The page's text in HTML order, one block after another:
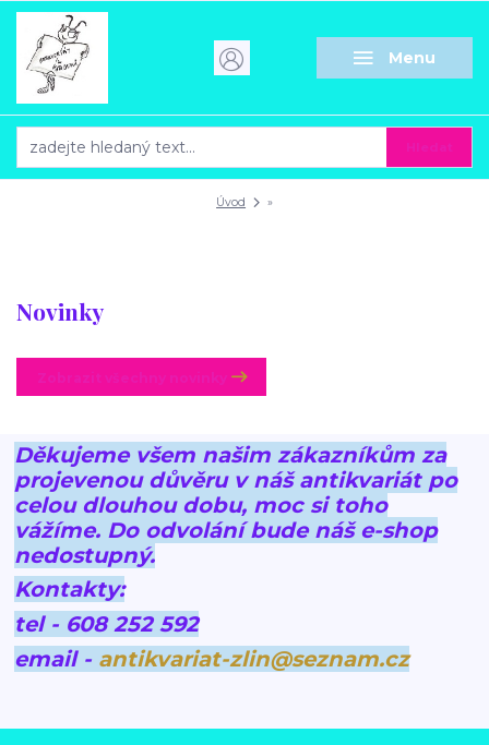
Menu
Úvod »
Novinky
Děkujeme všem našim zákazníkům za
projevenou důvěru v náš antikvariát po
celou dlouhou dobu, moc si toho
vážíme. Do odvolání bude náš e-shop
nedostupný.
Kontakty:
tel - 608 252 592
email - antikvariat-zlin@seznam.cz